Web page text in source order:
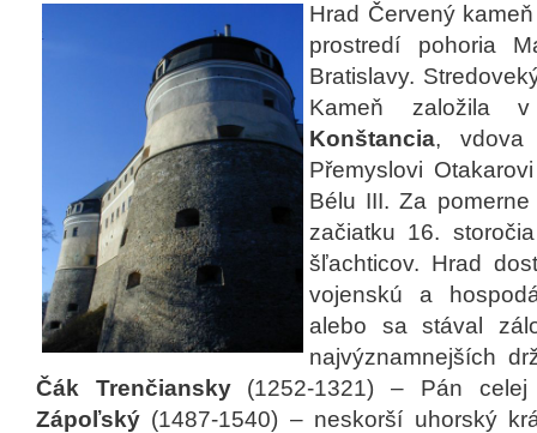
Hrad Červený
prostredí pohoria
Bratislavy.
Kameň
Konštancia, vdova
Přemyslovi
Bélu III. Za
začiatku 16.
šľachticov. Hrad
vojenskú a
alebo sa stával
najvýznamnejších
Čák Trenčiansky (1252-1321) – Pán
Zápoľský (1487-1540) – neskorší uhorský